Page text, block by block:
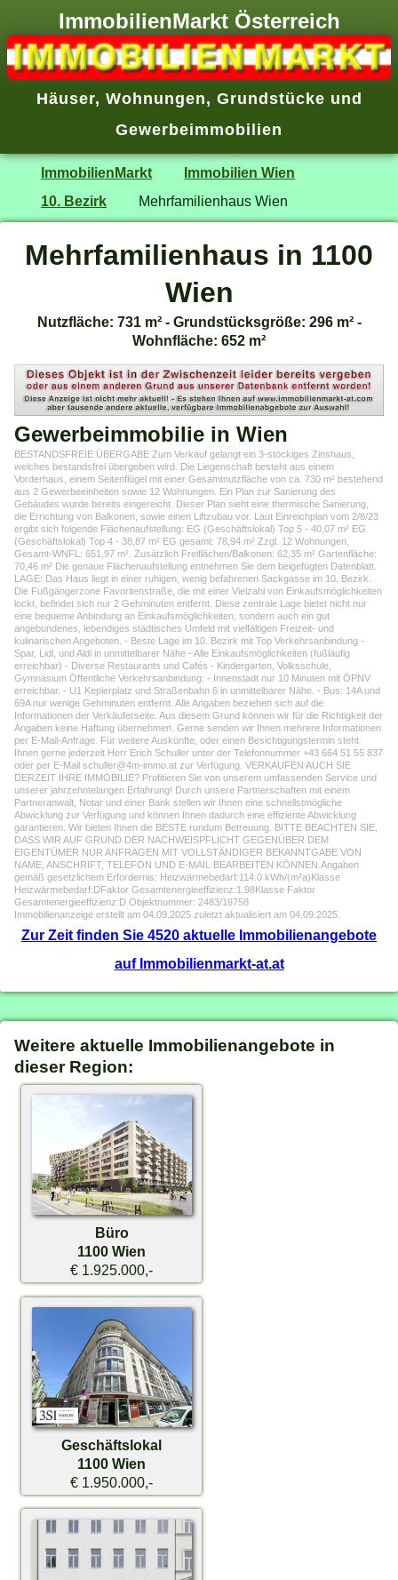
ImmobilienMarkt Österreich
Häuser, Wohnungen, Grundstücke und
Gewerbeimmobilien
ImmobilienMarkt
Immobilien Wien
10. Bezirk
Mehrfamilienhaus Wien
Mehrfamilienhaus in 1100
Wien
Nutzfläche: 731 m² - Grundstücksgröße: 296 m² -
Wohnfläche: 652 m²
Gewerbeimmobilie in Wien
BESTANDSFREIE ÜBERGABE Zum Verkauf gelangt ein 3-stöckiges Zinshaus,
welches bestandsfrei übergeben wird. Die Liegenschaft besteht aus einem
Vorderhaus, einem Seitenflügel mit einer Gesamtnutzfläche von ca. 730 m² bestehend
aus 2 Gewerbeeinheiten sowie 12 Wohnungen. Ein Plan zur Sanierung des
Gebäudes wurde bereits eingereicht. Dieser Plan sieht eine thermische Sanierung,
die Errichtung von Balkonen, sowie einen Liftzubau vor. Laut Einreichplan vom 2/8/23
ergibt sich folgende Flächenaufstellung: EG (Geschäftslokal) Top 5 - 40,07 m² EG
(Geschäftslokal) Top 4 - 38,87 m² EG gesamt: 78,94 m² Zzgl. 12 Wohnungen,
Gesamt-WNFL: 651,97 m². Zusätzlich Freiflächen/Balkonen: 62,35 m² Gartenfläche:
70,46 m² Die genaue Flächenaufstellung entnehmen Sie dem beigefügten Datenblatt.
LAGE: Das Haus liegt in einer ruhigen, wenig befahrenen Sackgasse im 10. Bezirk.
Die Fußgängerzone Favoritenstraße, die mit einer Vielzahl von Einkaufsmöglichkeiten
lockt, befindet sich nur 2 Gehminuten entfernt. Diese zentrale Lage bietet nicht nur
eine bequeme Anbindung an Einkaufsmöglichkeiten, sondern auch ein gut
angebundenes, lebendiges städtisches Umfeld mit vielfältigen Freizeit- und
kulinarischen Angeboten. - Beste Lage im 10. Bezirk mit Top Verkehrsanbindung -
Spar, Lidl, und Aldi in unmittelbarer Nähe - Alle Einkaufsmöglichkeiten (fußläufig
erreichbar) - Diverse Restaurants und Cafés - Kindergarten, Volksschule,
Gymnasium Öffentliche Verkehrsanbindung: - Innenstadt nur 10 Minuten mit ÖPNV
erreichbar. - U1 Keplerplatz und Straßenbahn 6 in unmittelbarer Nähe. - Bus: 14A und
69A nur wenige Gehminuten entfernt. Alle Angaben beziehen sich auf die
Informationen der Verkäuferseite. Aus diesem Grund können wir für die Richtigkeit der
Angaben keine Haftung übernehmen. Gerne senden wir Ihnen mehrere Informationen
per E-Mail-Anfrage. Für weitere Auskünfte, oder einen Besichtigungstermin steht
Ihnen gerne jederzeit Herr Erich Schuller unter der Telefonnummer +43 664 51 55 837
oder per E-Mail schuller@4m-immo.at zur Verfügung. VERKAUFEN AUCH SIE
DERZEIT IHRE IMMOBILIE? Profitieren Sie von unserem umfassenden Service und
unserer jahrzehntelangen Erfahrung! Durch unsere Partnerschaften mit einem
Partneranwalt, Notar und einer Bank stellen wir Ihnen eine schnellstmögliche
Abwicklung zur Verfügung und können Ihnen dadurch eine effiziente Abwicklung
garantieren. Wir bieten Ihnen die BESTE rundum Betreuung. BITTE BEACHTEN SIE,
DASS WIR AUF GRUND DER NACHWEISPFLICHT GEGENÜBER DEM
EIGENTÜMER NUR ANFRAGEN MIT VOLLSTÄNDIGER BEKANNTGABE VON
NAME, ANSCHRIFT, TELEFON UND E-MAIL BEARBEITEN KÖNNEN.Angaben
gemäß gesetzlichem Erfordernis: Heizwärmebedarf:114.0 kWh/(m²a)Klasse
Heizwärmebedarf:DFaktor Gesamtenergieeffizienz:1.98Klasse Faktor
Gesamtenergieeffizienz:D Objektnummer: 2483/19758
Immobilienanzeige erstellt am 04.09.2025 zuletzt aktualisiert am 04.09.2025.
Zur Zeit finden Sie 4520 aktuelle Immobilienangebote
auf Immobilienmarkt-at.at
Weitere aktuelle Immobilienangebote in
dieser Region:
Büro
1100 Wien
€ 1.925.000,-
Geschäftslokal
1100 Wien
€ 1.950.000,-